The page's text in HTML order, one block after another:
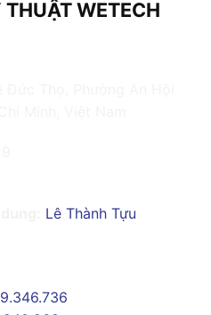
WETECH
Lê Thành Tựu